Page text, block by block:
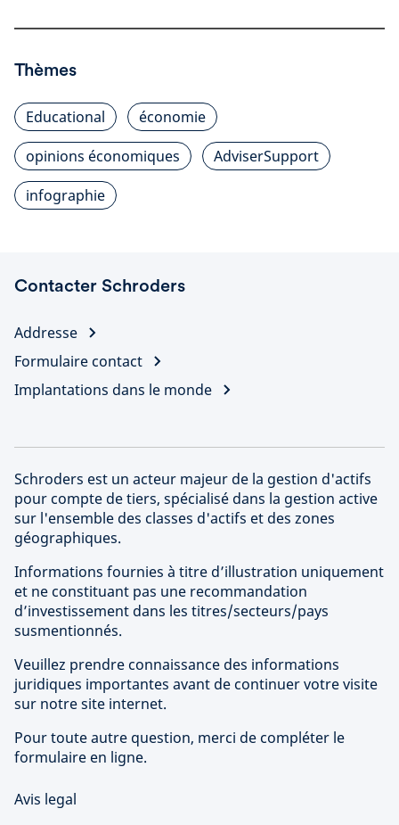
Thèmes
Educational
économie
opinions économiques
AdviserSupport
infographie
Contacter Schroders
Addresse
Formulaire contact
Implantations dans le monde
Schroders est un acteur majeur de la gestion d'actifs
pour compte de tiers, spécialisé dans la gestion active
sur l'ensemble des classes d'actifs et des zones
géographiques.
Informations fournies à titre d’illustration uniquement
et ne constituant pas une recommandation
d’investissement dans les titres/secteurs/pays
susmentionnés.
Veuillez prendre connaissance des informations
juridiques importantes avant de continuer votre visite
sur notre site internet.
Pour toute autre question, merci de compléter le
formulaire en ligne.
Avis legal